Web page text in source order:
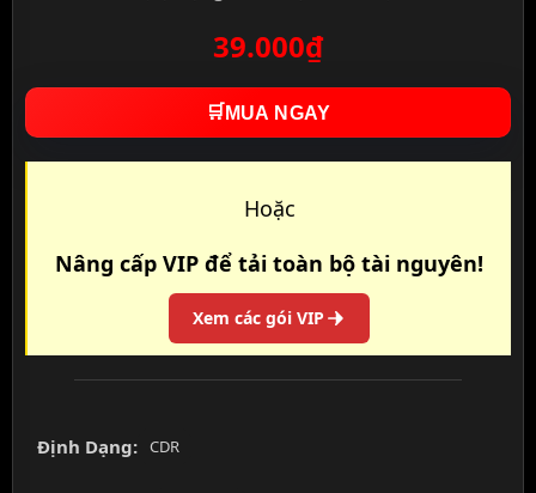
39.000₫
🛒 MUA NGAY
Hoặc
Nâng cấp VIP để tải toàn bộ tài nguyên!
Xem các gói VIP
Định Dạng: CDR